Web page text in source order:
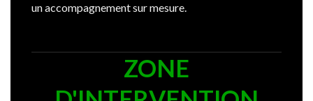
un accompagnement sur mesure.
ZONE